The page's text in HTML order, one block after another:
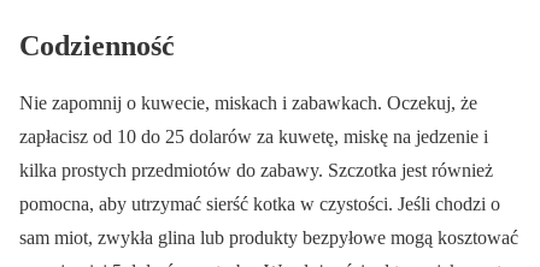
Codzienność
Nie zapomnij o kuwecie, miskach i zabawkach. Oczekuj, że
zapłacisz od 10 do 25 dolarów za kuwetę, miskę na jedzenie i
kilka prostych przedmiotów do zabawy. Szczotka jest również
pomocna, aby utrzymać sierść kotka w czystości. Jeśli chodzi o
sam miot, zwykła glina lub produkty bezpyłowe mogą kosztować